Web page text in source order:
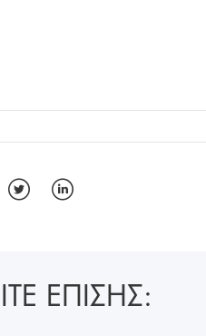
ΕΠΙΣΗΣ: